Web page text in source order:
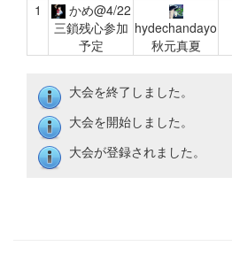
1
かめ@4/22
三鎖残心参加
予定
hydechandayo
秋元真夏
大会を終了しました。
大会を開始しました。
大会が登録されました。